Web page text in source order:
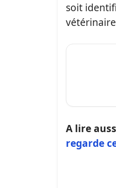
soit
A lire
regarde